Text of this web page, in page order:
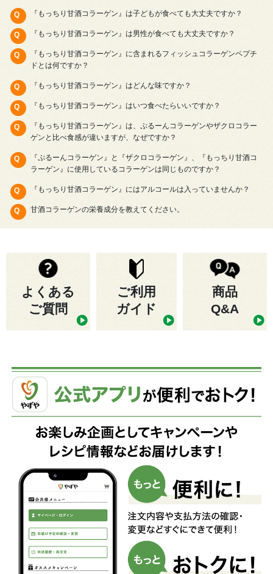
『もっちり甘酒コラーゲン』は子どもが食べても大丈夫ですか？
『もっちり甘酒コラーゲン』は男性が食べても大丈夫ですか？
『もっちり甘酒コラーゲン』に含まれるフィッシュコラーゲンペプチ
ドとは何ですか？
『もっちり甘酒コラーゲン』はどんな味ですか？
『もっちり甘酒コラーゲン』はいつ食べたらいいですか？
『もっちり甘酒コラーゲン』は、ぷるーんコラーゲンやザクロコラー
ゲンと比べ食感が違いますが、なぜですか？
『ぷるーんコラーゲン』と『ザクロコラーゲン』、『もっちり甘酒コ
ラーゲン』に使用しているコラーゲンは同じものですか？
『もっちり甘酒コラーゲン』にはアルコールは入っていませんか？
甘酒コラーゲンの栄養成分を教えてください。
よくある
ご質問
ご利用
ガイド
商品
Q&A